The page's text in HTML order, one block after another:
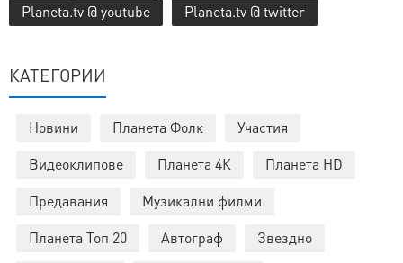
Planeta.tv @ youtube Planeta.tv @ twitter
КАТЕГОРИИ
Новини Планета Фолк
Участия
Видеоклипове
Планета 4К
Планета HD
Предавания
Музикални филми
Планета Топ 20
Автограф
Звездно